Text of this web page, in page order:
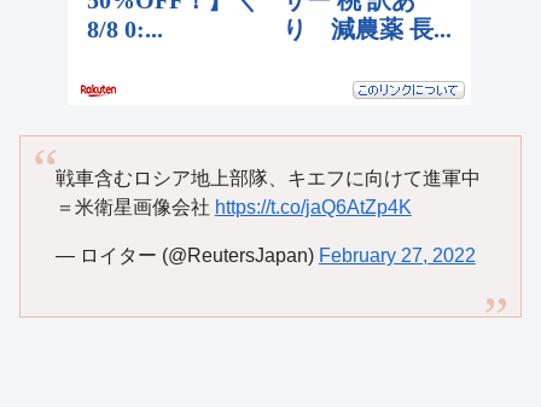
戦車含むロシア地上部隊、キエフに向けて進軍中
＝米衛星画像会社 https://t.co/jaQ6AtZp4K
— ロイター (@ReutersJapan) February 27, 2022